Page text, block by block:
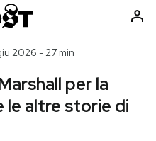
Auto2026 - 27 min
per la
le altre storie di